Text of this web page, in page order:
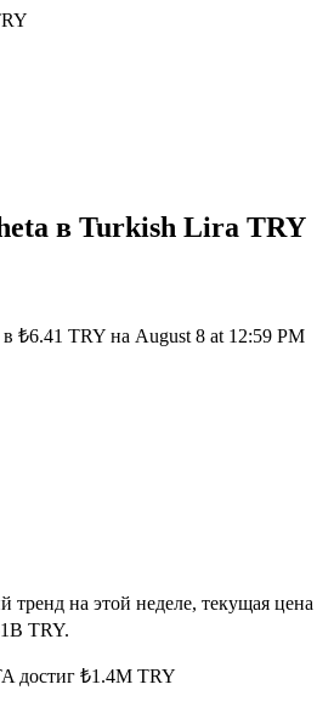
обеспечения
в Turkish Lira TRY
₺6.41 TRY на August 8 at 12:59 PM
тренд на этой неделе, текущая цена
TRY.
достиг ₺1.4M TRY